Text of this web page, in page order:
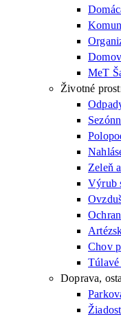
MeT
Životné
Zeleň
Výrub
Chov
Túlavé
Doprava,